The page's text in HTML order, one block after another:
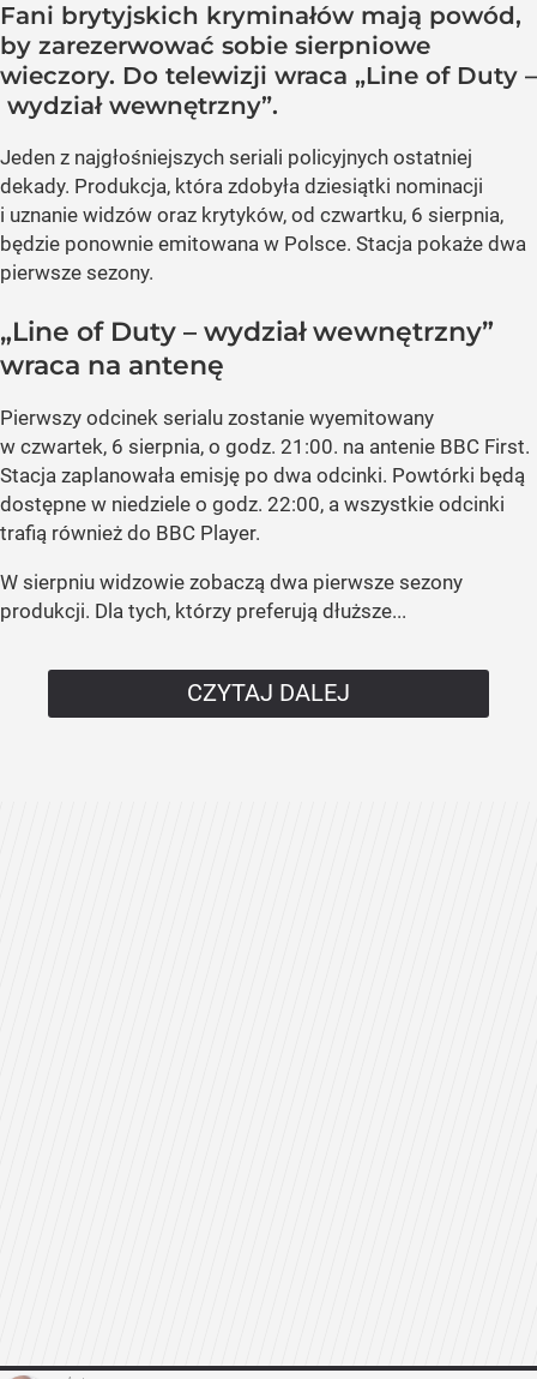
Fani brytyjskich kryminałów mają powód,
by zarezerwować sobie sierpniowe
wieczory. Do telewizji wraca „Line of Duty –
wydział wewnętrzny”.
Jeden z najgłośniejszych seriali policyjnych ostatniej
dekady. Produkcja, która zdobyła dziesiątki nominacji
i uznanie widzów oraz krytyków, od czwartku, 6 sierpnia,
będzie ponownie emitowana w Polsce. Stacja pokaże dwa
pierwsze sezony.
„Line of Duty – wydział wewnętrzny”
wraca na antenę
Pierwszy odcinek serialu zostanie wyemitowany
w czwartek, 6 sierpnia, o godz. 21:00. na antenie BBC First.
Stacja zaplanowała emisję po dwa odcinki. Powtórki będą
dostępne w niedziele o godz. 22:00, a wszystkie odcinki
trafią również do BBC Player.
W sierpniu widzowie zobaczą dwa pierwsze sezony
produkcji. Dla tych, którzy preferują dłuższe...
CZYTAJ DALEJ